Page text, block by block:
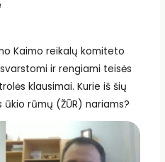
Kaimo reikalų komiteto
ir rengiami teisės
klausimai. Kurie iš šių
rūmų (ŽŪR) nariams?